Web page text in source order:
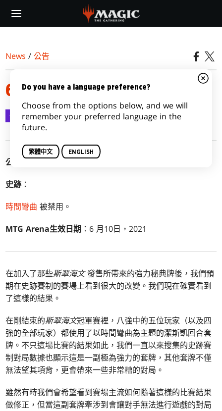
main
News /公告
6 月9 日，2021禁限牌公告
公告 2021-06-09
公告日期：6 月9日，2021
史跡 ：
時間彎曲 被禁用。
MTG Arena生效日期 ：6 月10日，2021
在加入了那些斯翠海文發售所帶來的強力秘典牌後，我們預
期在史跡賽制的賽場上看到很大的改變。我們現在確實看到
了這樣的結果。
在剛結束的斯翠海文冠軍賽裡，八強中的五位玩家（以及四
強的全部玩家）都使用了以時間彎曲為主題的潔斯凱回合套
牌。不只這場比賽的結果如此，我們一直以來搜集的史跡賽
制對局數據也顯示這是一副極為強力的套牌，其他套牌不僅
無法望其項背，更會帶來一些非常糟的對局。
雖然有時我們會希望看到賽場主流如何隨著這樣的比賽結果
做修正，但當這副套牌牽涉到會讓對手無法進行遊戲的對局
Do you have a language preference?
Choose from the options below, and we will
remember your preferred language in the
future.
繁體中文 ENGLISH